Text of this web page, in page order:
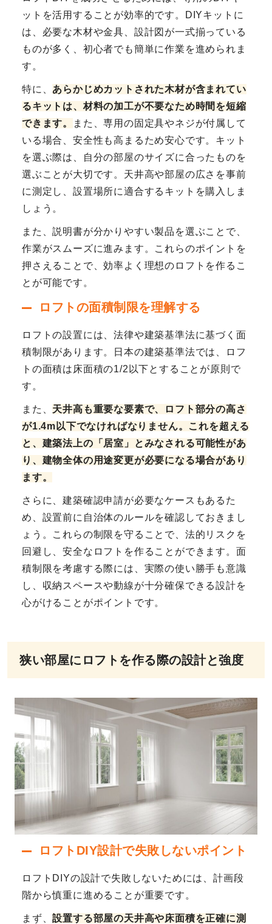
ットを活用することが効率的です。DIYキットに
は、必要な木材や金具、設計図が一式揃っている
ものが多く、初心者でも簡単に作業を進められま
す。
特に、 あらかじめカットされた木材が含まれてい
るキットは、材料の加工が不要なため時間を短縮
できます。
また、専用の固定具やネジが付属して
いる場合、安全性も高まるため安心です。キット
を選ぶ際は、自分の部屋のサイズに合ったものを
選ぶことが大切です。天井高や部屋の広さを事前
に測定し、設置場所に適合するキットを購入しま
しょう。
また、説明書が分かりやすい製品を選ぶことで、
作業がスムーズに進みます。これらのポイントを
押さえることで、効率よく理想のロフトを作るこ
とが可能です。
ロフトの面積制限を理解する
ロフトの設置には、法律や建築基準法に基づく面
積制限があります。日本の建築基準法では、ロフ
トの面積は床面積の1/2以下とすることが原則で
す。
また、 天井高も重要な要素で、ロフト部分の高さ
が1.4m以下でなければなりません。これを超える
と、建築法上の「居室」とみなされる可能性があ
り、建物全体の用途変更が必要になる場合があり
ます。
さらに、建築確認申請が必要なケースもあるた
め、設置前に自治体のルールを確認しておきまし
ょう。これらの制限を守ることで、法的リスクを
回避し、安全なロフトを作ることができます。面
積制限を考慮する際には、実際の使い勝手も意識
し、収納スペースや動線が十分確保できる設計を
心がけることがポイントです。
狭い部屋にロフトを作る際の設計と強度
ロフトDIY設計で失敗しないポイント
ロフトDIYの設計で失敗しないためには、計画段
階から慎重に進めることが重要です。
まず、設置する部屋の天井高や床面積を正確に測